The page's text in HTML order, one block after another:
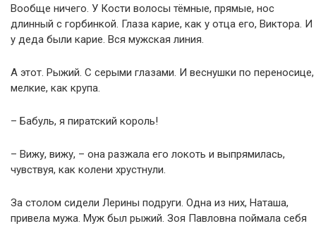
Вообще ничего. У Кости волосы тёмные, прямые, нос
длинный с горбинкой. Глаза карие, как у отца его, Виктора. И
у деда были карие. Вся мужская линия.
А этот. Рыжий. С серыми глазами. И веснушки по переносице,
мелкие, как крупа.
– Бабуль, я пиратский король!
– Вижу, вижу, – она разжала его локоть и выпрямилась,
чувствуя, как колени хрустнули.
За столом сидели Лерины подруги. Одна из них, Наташа,
привела мужа. Муж был рыжий. Зоя Павловна поймала себя